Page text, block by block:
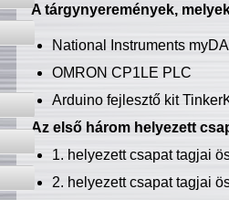
A tárgynyeremények,
National Instruments
OMRON CP1LE PLC
Arduino fejlesztő kit
Az első három helyezett
1. helyezett csapat tagjai
2. helyezett csapat tagjai